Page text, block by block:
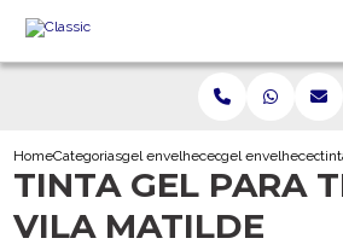
HomeCategoriasgel envelhecedorgel envelhecedor
TINTA GEL PARA
VILA MATILDE